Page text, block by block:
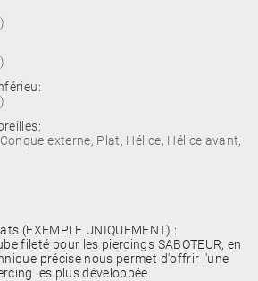
externe, Plat, Hélice, Hélice avant,
(EXEMPLE UNIQUEMENT) :
fileté pour les piercings SABOTEUR, en
précise nous permet d'offrir l'une
les plus développée.